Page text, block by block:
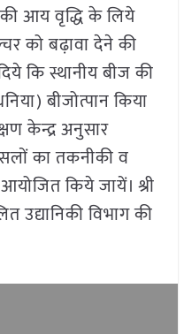
आय वृद्धि के लिये
को बढ़ावा देने की
कि स्थानीय बीज की
बीजोत्पान किया
केन्द्र अनुसार
का तकनीकी व
आयोजित किये जायें। श्री
विभाग की